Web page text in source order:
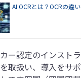
AI OCRとは？OCRの違
ー認定のインスト
取扱い、導入をサ